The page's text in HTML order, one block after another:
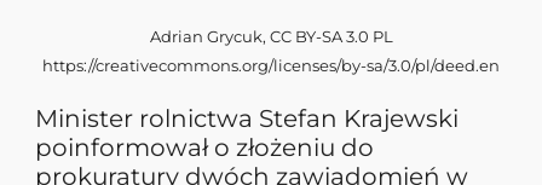
Adrian Grycuk, CC BY-SA 3.0 PL
https://creativecommons.org/licenses/by-sa/3.0/pl/deed.en
Minister rolnictwa Stefan Krajewski
poinformował o złożeniu do
prokuratury dwóch zawiadomień w